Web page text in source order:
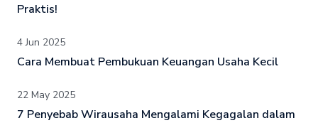
Praktis!
4 Jun 2025
Cara Membuat Pembukuan Keuangan Usaha Kecil
22 May 2025
7 Penyebab Wirausaha Mengalami Kegagalan dalam